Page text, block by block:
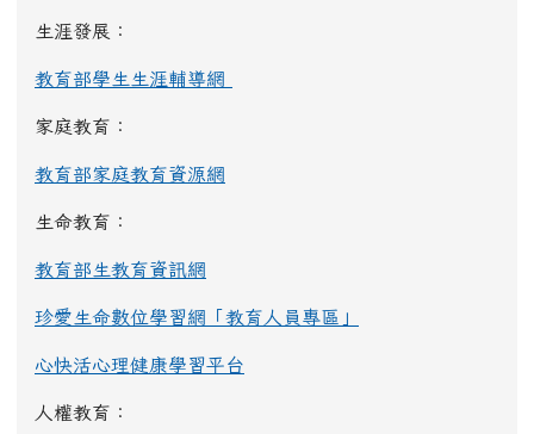
生涯發展：
教育部學生生涯輔導網
家庭教育：
教育部家庭教育資源網
生命教育：
教育部生教育資訊網
珍愛生命數位學習網「教育人員專區」
心快活心理健康學習平台
人權教育：